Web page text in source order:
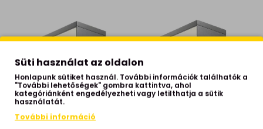
Süti használat az oldalon
Honlapunk sütiket használ. További információk találhatók a
"További lehetőségek" gombra kattintva, ahol
kategóriánként engedélyezheti vagy letilthatja a sütik
használatát.
További információ